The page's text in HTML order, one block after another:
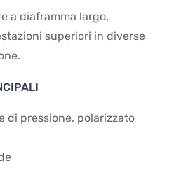
a diaframma largo,
superiori in diverse
di pressione, polarizzato